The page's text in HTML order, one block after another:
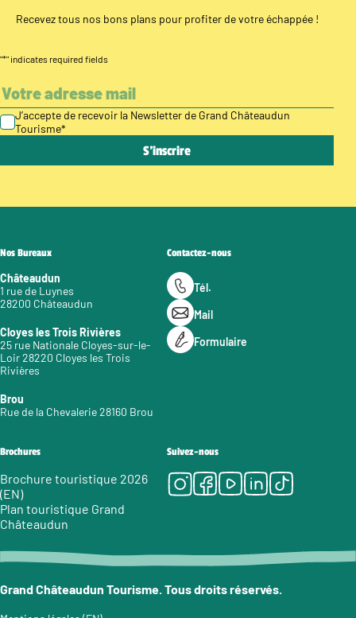
Recevez tous nos bons plans pour profiter de votre échappée !
"*" indicates required fields
J’accepte de recevoir la Newsletter de Grand Châteaudun
Tourisme*
Nos Bureaux
Châteaudun
1 rue de Luynes
28200 Châteaudun
Cloyes les Trois Rivières
25 rue Nationale Cloyes-sur-le-
Loir 28220 Cloyes les Trois
Rivières
Brou
Rue de la Chevalerie 28160 Brou
Contactez-nous
Tél.
Mail
Formulaire
Brochures
Brochure touristique 2026
(EN)
Plan touristique Grand
Châteaudun
Suivez-nous
Instagram
Facebook
Youtube
LinkedIn
Tiktok
Grand Châteaudun Tourisme. Tous droits réservés.